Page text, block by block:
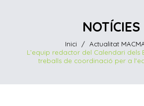
NOTÍCIES
Inici / Actualitat
L’equip redactor del Calendari dels
treballs de coordinació per a